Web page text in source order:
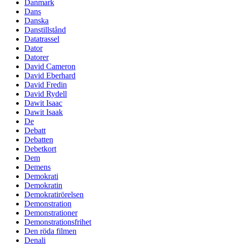
Danmark
Dans
Danska
Danstillstånd
Datatrassel
Dator
Datorer
David Cameron
David Eberhard
David Fredin
David Rydell
Dawit Isaac
Dawit Isaak
De
Debatt
Debatten
Debetkort
Dem
Demens
Demokrati
Demokratin
Demokratirörelsen
Demonstration
Demonstrationer
Demonstrationsfrihet
Den röda filmen
Denali